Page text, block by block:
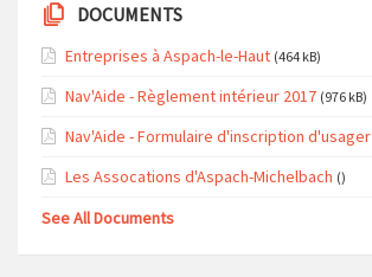
DOCUMENTS
Entreprises à Aspach-le-Haut (464 kB)
Nav'Aide - Règlement intérieur 2017 (976 kB)
Nav'Aide - Formulaire d'inscription d'usager
Les Assocations d'Aspach-Michelbach ()
See All Documents